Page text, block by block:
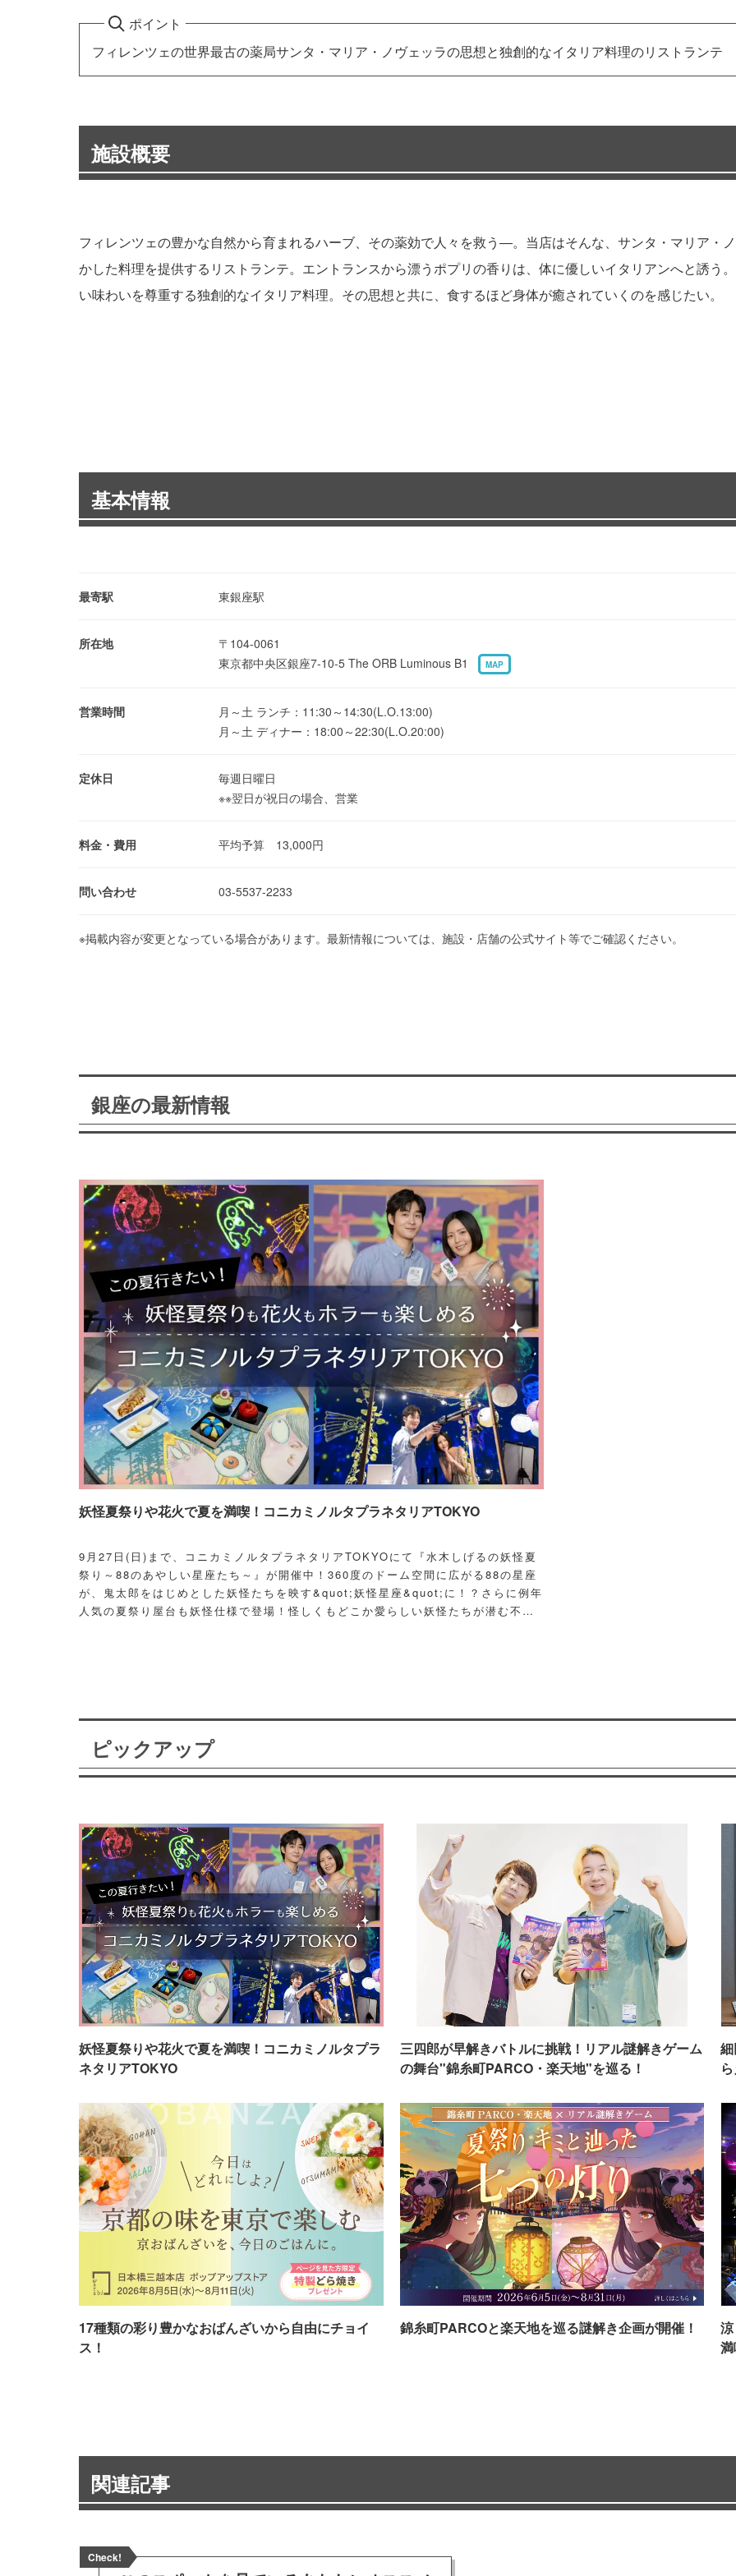
ポイント
フィレンツェの世界最古の薬局サンタ・マリア・ノヴェッラの思想と独創的なイタリア料理のリストランテ
施設概要
フィレンツェの豊かな自然から育まれるハーブ、その薬効で人々を救う―。当店はそんな、サンタ・マリア・
かした料理を提供するリストランテ。エントランスから漂うポプリの香りは、体に優しいイタリアンへと誘う
い味わいを尊重する独創的なイタリア料理。その思想と共に、食するほど身体が癒されていくのを感じたい。
基本情報
最寄駅 東銀座駅
所在地
〒104-0061
東京都中央区銀座7-10-5 The ORB Luminous B1
MAP
営業時間
月～土 ランチ：11:30～14:30(L.O.13:00)
月～土 ディナー：18:00～22:30(L.O.20:00)
定休日
毎週日曜日
※※翌日が祝日の場合、営業
料金・費用 平均予算 13,000円
問い合わせ 03-5537-2233
※掲載内容が変更となっている場合があります。最新情報については、施設・店舗の公式サイト等でご確認ください。
銀座の最新情報
妖怪夏祭りや花火で夏を満喫！コニカミノルタプラネタリアTOKYO
9月27日(日)まで、コニカミノルタプラネタリアTOKYOにて『水木しげるの妖怪夏
祭り～88のあやしい星座たち～』が開催中！360度のドーム空間に広がる88の星座
が、鬼太郎をはじめとした妖怪たちを映す&quot;妖怪星座&quot;に！？さらに例年
人気の夏祭り屋台も妖怪仕様で登場！怪しくもどこか愛らしい妖怪たちが潜む不思
ピックアップ
妖怪夏祭りや花火で夏を満喫！コニカミノルタプラ
ネタリアTOKYO
三四郎が早解きバトルに挑戦！リアル謎解きゲーム
の舞台"錦糸町PARCO・楽天地"を巡る！
17種類の彩り豊かなおばんざいから自由にチョイ
ス！
錦糸町PARCOと楽天地を巡る謎解き企画が開催！
関連記事
Check!